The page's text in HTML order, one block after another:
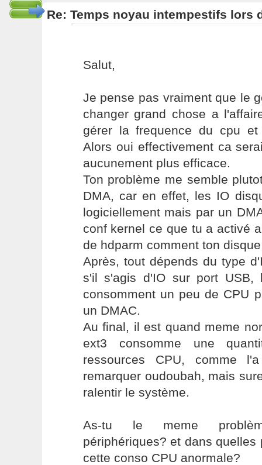
Re: Temps noyau intempestifs lors
Salut,
Je pense pas vraiment que le
changer grand chose a
gérer la frequence du cpu
Alors oui effectivement ca
aucunement plus efficace.
Ton problème me semble
DMA, car en effet, les IO
logiciellement mais par un
conf kernel ce que tu a activé
de hdparm comment ton
Après, tout dépends du type
s'il s'agis d'IO sur port USB,
consomment un peu de CPU
un DMAC.
Au final, il est quand meme
ext3 consomme une
ressources CPU, comme
remarquer oudoubah, mais
ralentir le système.
As-tu le meme
périphériques? et dans quelles
cette conso CPU anormale?